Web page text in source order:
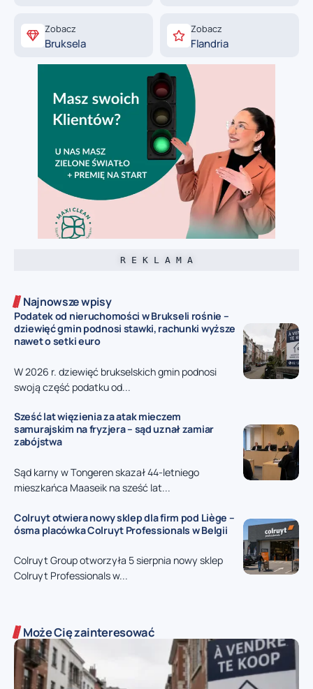
Zobacz
Bruksela
Zobacz
Flandria
R E K L A M A
Najnowsze wpisy
Podatek od nieruchomości w Brukseli rośnie –
dziewięć gmin podnosi stawki, rachunki wyższe
nawet o setki euro
W 2026 r. dziewięć brukselskich gmin podnosi
swoją część podatku od...
Sześć lat więzienia za atak mieczem
samurajskim na fryzjera – sąd uznał zamiar
zabójstwa
Sąd karny w Tongeren skazał 44-letniego
mieszkańca Maaseik na sześć lat...
Colruyt otwiera nowy sklep dla firm pod Liège –
ósma placówka Colruyt Professionals w Belgii
Colruyt Group otworzyła 5 sierpnia nowy sklep
Colruyt Professionals w...
Może Cię zainteresować